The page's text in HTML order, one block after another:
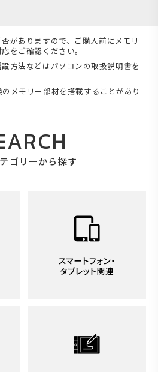
がありますので、ご購入前にメモリ
をご確認ください。
方法などはパソコンの取扱説明書を
メモリー部材を搭載することがあり
ゴリーから探す